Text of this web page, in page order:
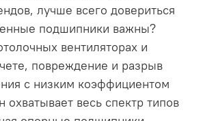
лучше всего довериться
подшипники важны?
вентиляторах и
повреждение и разрыв
с низким коэффициентом
весь спектр типов